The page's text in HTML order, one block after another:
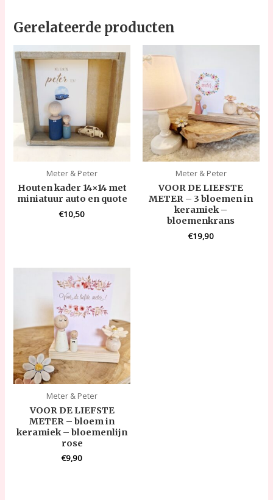
Gerelateerde producten
Meter & Peter
Houten kader 14×14 met
miniatuur auto en quote
€10,50
Meter & Peter
VOOR DE LIEFSTE
METER – 3 bloemen in
keramiek –
bloemenkrans
€19,90
Meter & Peter
VOOR DE LIEFSTE
METER – bloem in
keramiek – bloemenlijn
rose
€9,90